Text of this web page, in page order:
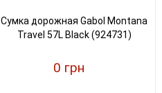
Сумка дорожная Gabol Montana
Travel 57L Black (924731)
0 грн